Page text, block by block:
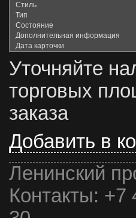
Стиль
Тип
Состояние
Дополнительная информация
Дата карточки
Уточняйте
торговых
заказа
Добавить в
Ленинский
Контакты: +7